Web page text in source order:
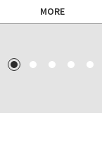
MORE
MORE
MORE
1 2 3 4 5